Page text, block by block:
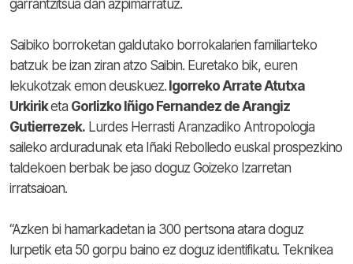
garrantzitsua dan azpimarratuz.
Saibiko borroketan galdutako borrokalarien familiarteko
batzuk be izan ziran atzo Saibin. Euretako bik, euren
lekukotzak emon deuskuez. Igorreko Arrate Atutxa
Urkiriketa Gorlizko Iñigo Fernandez de Arangiz
Gutierrezek. Lurdes Herrasti Aranzadiko Antropologia
saileko arduradunak eta Iñaki Rebolledo euskal prospezkino
taldekoen berbak be jaso doguz Goizeko Izarretan
irratsaioan.
“Azken bi hamarkadetan ia 300 pertsona atara doguz
lurpetik eta 50 gorpu baino ez doguz identifikatu. Teknikea